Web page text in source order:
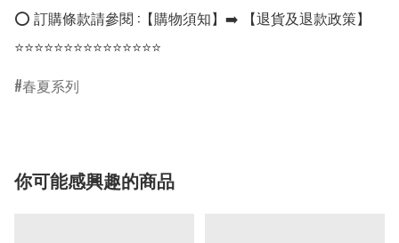
⭕ 訂購條款請參閱 :【購物須知】➡️ 【退貨及退款政策】
⭐⭐⭐⭐⭐⭐⭐⭐⭐⭐⭐⭐⭐⭐⭐
春夏系列
你可能感興趣的商品